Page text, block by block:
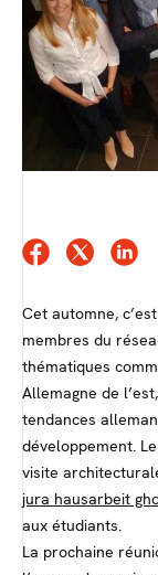
Cet automne,
membres du
thématiques
Allemagne de
tendances
développement.
visite
jura hausarbeit
aux étudiants.
La prochaine